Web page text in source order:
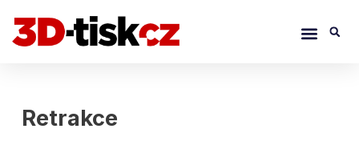
na
Menu
Retrakce
příspěvek